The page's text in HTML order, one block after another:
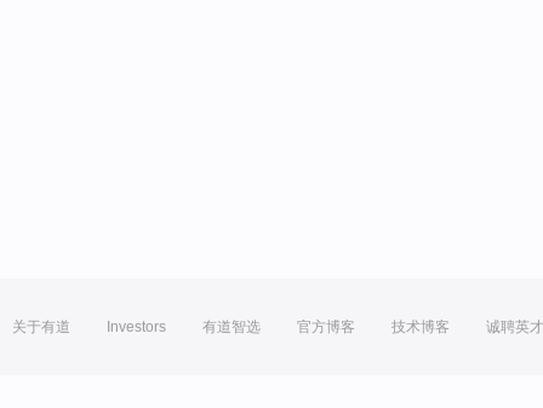
关于有道 Investors 有道智选 官方博客 技术博客 诚聘英才